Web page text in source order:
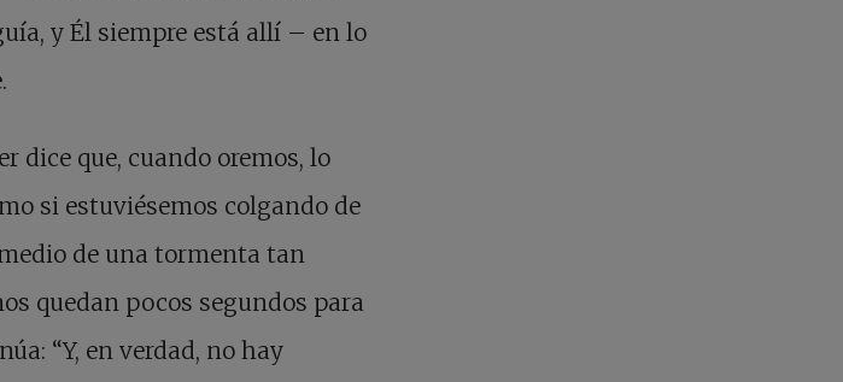
y Él siempre está allí – en lo
dice que, cuando oremos, lo
si estuviésemos colgando de
de una tormenta tan
quedan pocos segundos para
“Y, en verdad, no hay